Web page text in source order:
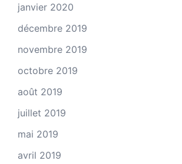
janvier 2020
décembre 2019
novembre 2019
octobre 2019
août 2019
juillet 2019
mai 2019
avril 2019